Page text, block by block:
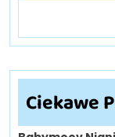
Ciekawe